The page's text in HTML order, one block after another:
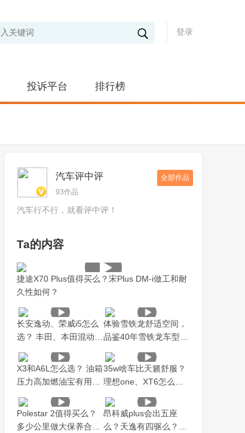
登录
投诉平台 排行榜
汽车评中评
93作品
全部作品
汽车行不行，就看评中评！
Ta的内容
捷途X70 Plus值得买么？宋Plus DM-i做工和耐
久性如何？
长安逸动、荣威i5怎么
选？ 丰田、本田混动哪
家强？
体验雪铁龙舒适空间，
品鉴40年雪铁龙车型变
迁
X3和A6L怎么选？ 油箱
压力高加燃油宝有用
么？ A6L和Q5L怎么
选？
35w啥车比天籁舒服？
理想one、XT6怎么
选？AT、CVT、双离合
哪个好
Polestar 2值得买么？
多少公里做大保养合
昂科威plus会出五座
么？天逸有四驱么？女